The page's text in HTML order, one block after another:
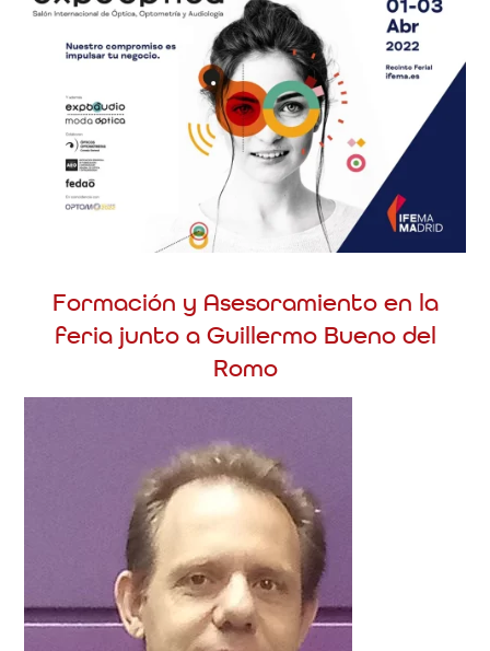
Formación y Asesoramiento en la
feria junto a Guillermo Bueno del
Romo